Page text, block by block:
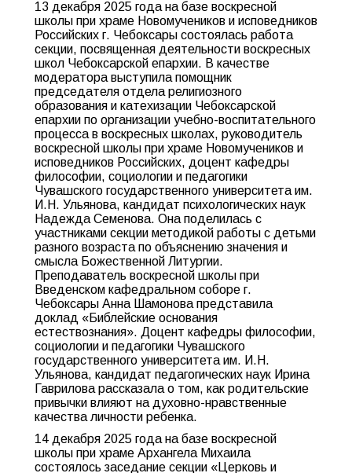
13 декабря 2025 года на базе воскресной
школы при храме Новомучеников и исповедников
Российских г. Чебоксары состоялась работа
секции, посвященная деятельности воскресных
школ Чебоксарской епархии. В качестве
модератора выступила помощник
председателя отдела религиозного
образования и катехизации Чебоксарской
епархии по организации учебно-воспитательного
процесса в воскресных школах, руководитель
воскресной школы при храме Новомучеников и
исповедников Российских, доцент кафедры
философии, социологии и педагогики
Чувашского государственного университета им.
И.Н. Ульянова, кандидат психологических наук
Надежда Семенова. Она поделилась с
участниками секции методикой работы с детьми
разного возраста по объяснению значения и
смысла Божественной Литургии.
Преподаватель воскресной школы при
Введенском кафедральном соборе г.
Чебоксары Анна Шамонова представила
доклад «Библейские основания
естествознания». Доцент кафедры философии,
социологии и педагогики Чувашского
государственного университета им. И.Н.
Ульянова, кандидат педагогических наук Ирина
Гаврилова рассказала о том, как родительские
привычки влияют на духовно-нравственные
качества личности ребенка.
14 декабря 2025 года на базе воскресной
школы при храме Архангела Михаила
состоялось заседание секции «Церковь и